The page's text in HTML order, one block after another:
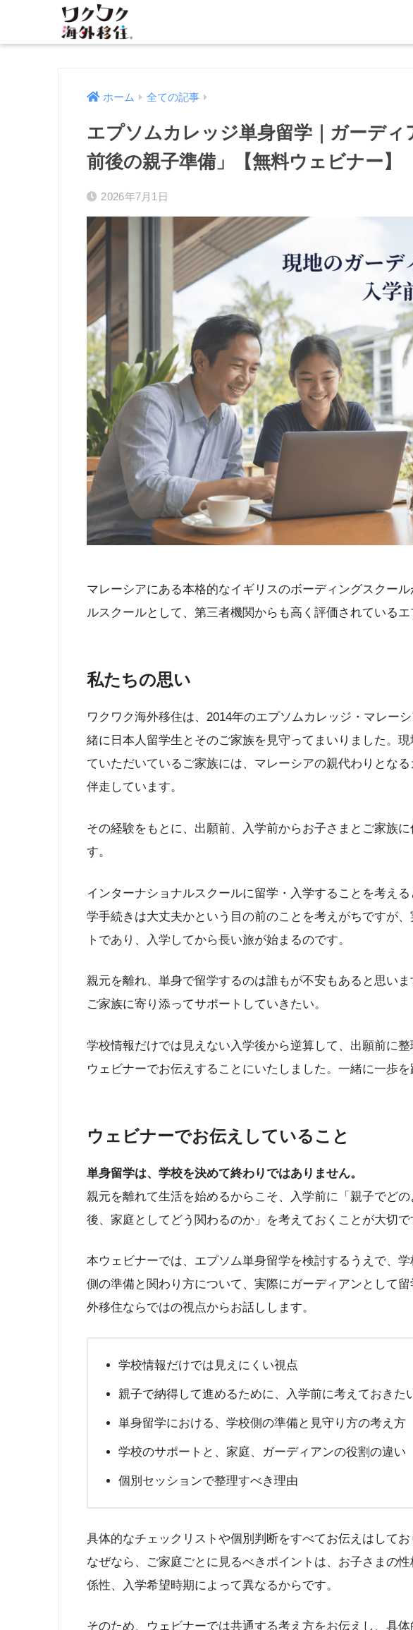
ホーム 全ての記事
エプソムカレッジ単身留学｜ガーデ
前後の親子準備」【無料ウェビナー】
2026年7月1日
マレーシアにある本格的なイギリスのボーディングスクー
ルスクールとして、第三者機関からも高く評価されているエ
私たちの思い
ワクワク海外移住は、2014年のエプソムカレッジ・マレー
緒に日本人留学生とそのご家族を見守ってまいりました。
ていただいているご家族には、マレーシアの親代わりとな
伴走しています。
その経験をもとに、出願前、入学前からお子さまとご家族
す。
インターナショナルスクールに留学・入学することを考え
学手続きは大丈夫かという目の前のことを考えがちですが
トであり、入学してから長い旅が始まるのです。
親元を離れ、単身で留学するのは誰もが不安もあると思い
ご家族に寄り添ってサポートしていきたい。
学校情報だけでは見えない入学後から逆算して、出願前に
ウェビナーでお伝えすることにいたしました。一緒に一歩
ウェビナーでお伝えしていること
単身留学は、学校を決めて終わりではありません。
親元を離れて生活を始めるからこそ、入学前に「親子でど
後、家庭としてどう関わるのか」を考えておくことが大切で
本ウェビナーでは、エプソム単身留学を検討するうえで、
側の準備と関わり方について、実際にガーディアンとして
外移住ならではの視点からお話しします。
学校情報だけでは見えにくい視点
親子で納得して進めるために、入学前に考えておきた
単身留学における、学校側の準備と見守り方の考え方
学校のサポートと、家庭、ガーディアンの役割の違い
個別セッションで整理すべき理由
具体的なチェックリストや個別判断をすべてお伝えはしてお
なぜなら、ご家庭ごとに見るべきポイントは、お子さまの
係性、入学希望時期によって異なるからです。
そのため、ウェビナーでは共通する考え方をお伝えし、具